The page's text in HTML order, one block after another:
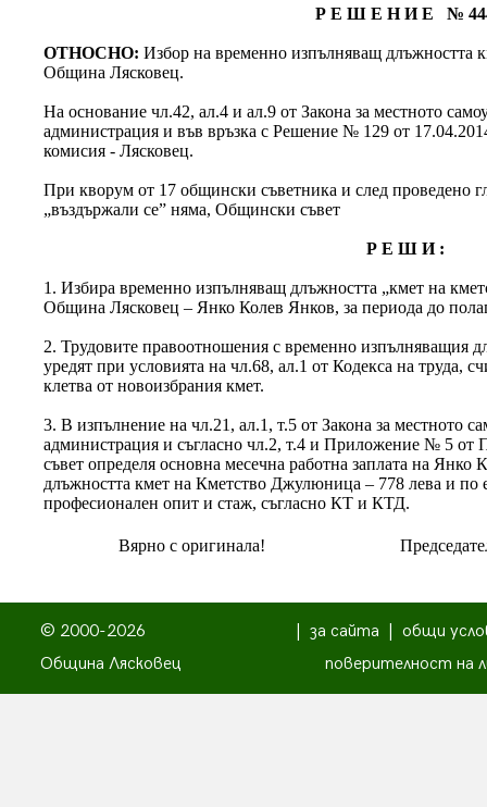
Р Е Ш Е Н И Е №
ОТНОСНО:Избор на временно изпълняващ длъжността
Община Лясковец.
На основание чл.42, ал.4 и ал.9 от Закона за местното
администрация и във връзка с Решение № 129 от
комисия - Лясковец.
При кворум от 17 общински съветника и след проведено
„въздържали се” няма, Общински съвет
Р Е Ш И :
1. Избира временно изпълняващ длъжността „кмет на
Община Лясковец – Янко Колев Янков, за периода до
2. Трудовите правоотношения с временно изпълняващия
уредят при условията на чл.68, ал.1 от Кодекса на труда,
клетва от новоизбрания кмет.
3. В изпълнение на чл.21, ал.1, т.5 от Закона за местното
администрация и съгласно чл.2, т.4 и Приложение № 5
съвет определя основна месечна работна заплата на
длъжността кмет на Кметство Джулюница – 778 лева и по
професионален опит и стаж, съгласно КТ и КТД.
Вярно с оригинала!
© 2000-2026
Община Лясковец
за сайта
общи
поверителност на